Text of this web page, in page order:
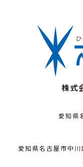
株式
愛知県
愛知県名古屋市中